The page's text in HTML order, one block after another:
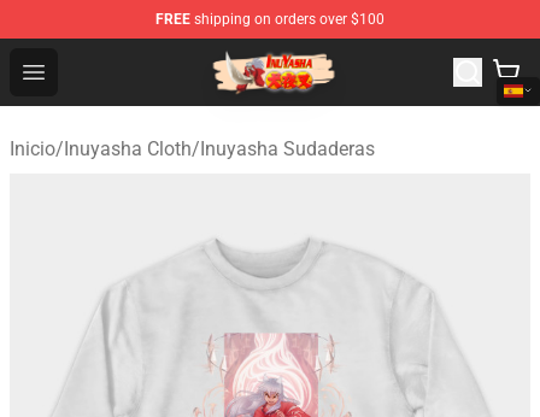
FREE shipping on orders over $100
Open menu
Inuyasha Store - Official Inuyasha Merchandise Shop
Inicio/Inuyasha Cloth/Inuyasha Sudaderas